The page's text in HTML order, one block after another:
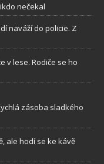
nečekal
naváží do policie. Z
v lese. Rodiče se ho
zásoba sladkého
ale hodí se ke kávě